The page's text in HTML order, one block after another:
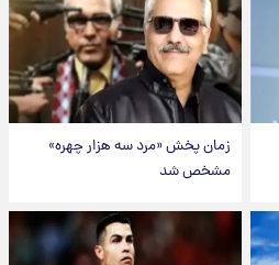
زمان پخش «مرد سه هزار چهره»
مشخص شد